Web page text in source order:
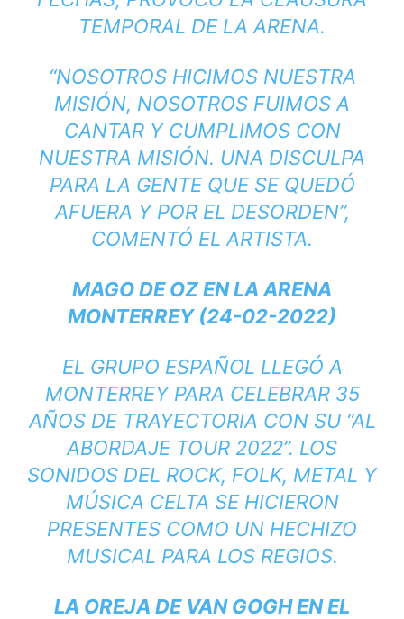
TEMPORAL DE LA ARENA.
“NOSOTROS HICIMOS NUESTRA
MISIÓN, NOSOTROS FUIMOS A
CANTAR Y CUMPLIMOS CON
NUESTRA MISIÓN. UNA DISCULPA
PARA LA GENTE QUE SE QUEDÓ
AFUERA Y POR EL DESORDEN”,
COMENTÓ EL ARTISTA.
MAGO DE OZ EN LA ARENA
MONTERREY (24-02-2022)
EL GRUPO ESPAÑOL LLEGÓ A
MONTERREY PARA CELEBRAR 35
AÑOS DE TRAYECTORIA CON SU “AL
ABORDAJE TOUR 2022”. LOS
SONIDOS DEL ROCK, FOLK, METAL Y
MÚSICA CELTA SE HICIERON
PRESENTES COMO UN HECHIZO
MUSICAL PARA LOS REGIOS.
LA OREJA DE VAN GOGH EN EL